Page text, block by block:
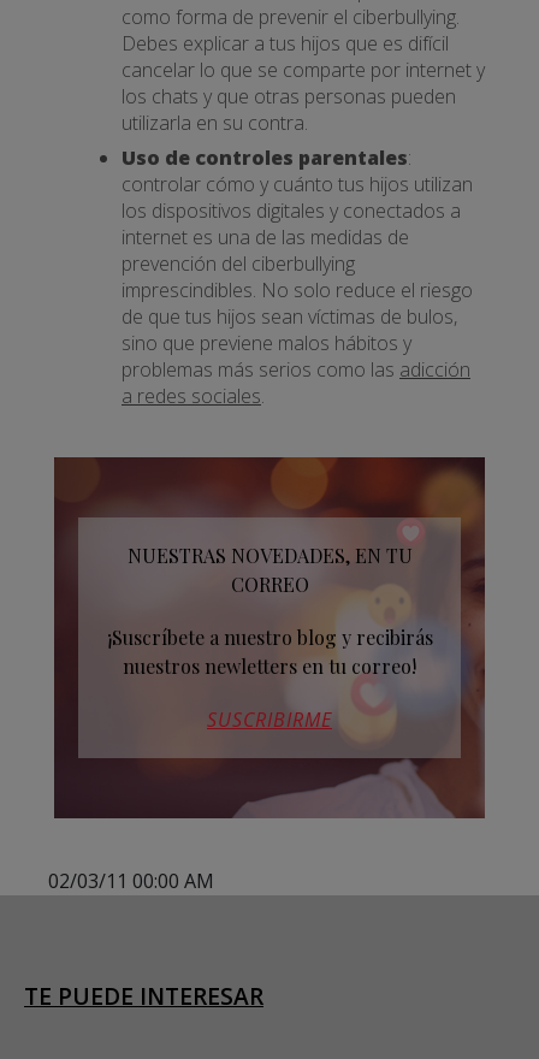
como forma de prevenir el ciberbullying.
Debes explicar a tus hijos que es difícil
cancelar lo que se comparte por internet y
los chats y que otras personas pueden
utilizarla en su contra.
Uso de controles parentales:
controlar cómo y cuánto tus hijos utilizan
los dispositivos digitales y conectados a
internet es una de las medidas de
prevención del ciberbullying
imprescindibles. No solo reduce el riesgo
de que tus hijos sean víctimas de bulos,
sino que previene malos hábitos y
problemas más serios como las adicción
a redes sociales.
NUESTRAS NOVEDADES, EN TU
CORREO
¡Suscríbete a nuestro blog y recibirás
nuestros newletters en tu correo!
SUSCRIBIRME
02/03/11 00:00 AM
TE PUEDE INTERESAR